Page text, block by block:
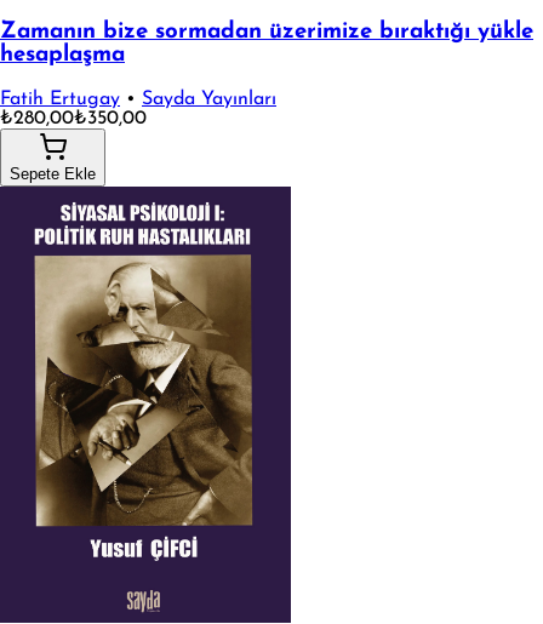
Zamanın bize sormadan üzerimize bıraktığı yükle
hesaplaşma
Fatih Ertugay • Sayda Yayınları
₺280,00₺350,00
Sepete Ekle